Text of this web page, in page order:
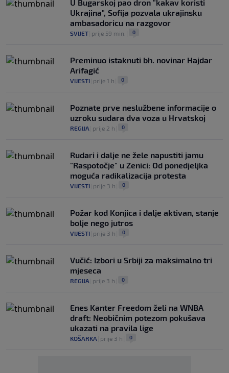
U Bugarskoj pao dron "kakav koristi
Ukrajina", Sofija pozvala ukrajinsku
ambasadoricu na razgovor
SVIJET prije 59 min. 0
Preminuo istaknuti bh. novinar Hajdar
Arifagić
VIJESTI prije 1 h 0
Poznate prve neslužbene informacije o
uzroku sudara dva voza u Hrvatskoj
REGIJA prije 2 h 0
Rudari i dalje ne žele napustiti jamu
"Raspotočje" u Zenici: Od ponedjeljka
moguća radikalizacija protesta
VIJESTI prije 3 h 0
Požar kod Konjica i dalje aktivan, stanje
bolje nego jutros
VIJESTI prije 3 h 0
Vučić: Izbori u Srbiji za maksimalno tri
mjeseca
REGIJA prije 3 h 0
Enes Kanter Freedom želi na WNBA
draft: Neobičnim potezom pokušava
ukazati na pravila lige
KOŠARKA prije 3 h 0